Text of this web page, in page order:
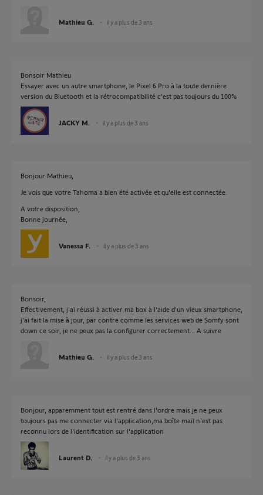
Mathieu G. il y a plus de 3 ans
Bonsoir Mathieu
Essayer avec un autre smartphone, le Pixel 6 Pro à la toute dernière
version du Bluetooth et la rétrocompatibilité c'est pas toujours du 100%
JACKY M. il y a plus de 3 ans
Bonjour Mathieu,
Je vois que votre Tahoma a bien été activée et qu'elle est connectée.
A votre disposition,
Bonne journée,
Vanessa F. il y a plus de 3 ans
Bonsoir,
Effectivement, j'ai réussi à activer ma box à l'aide d'un vieux smartphone,
j'ai fait la mise à jour, par contre comme les services web de Somfy sont
down ce soir, je ne peux pas la configurer correctement... A suivre
Mathieu G. il y a plus de 3 ans
Bonjour, apparemment tout est rentré dans l'ordre mais je ne peux
toujours pas me connecter via l'application,ma boîte mail n'est pas
reconnu lors de l'identification sur l'application
Laurent D. il y a plus de 3 ans